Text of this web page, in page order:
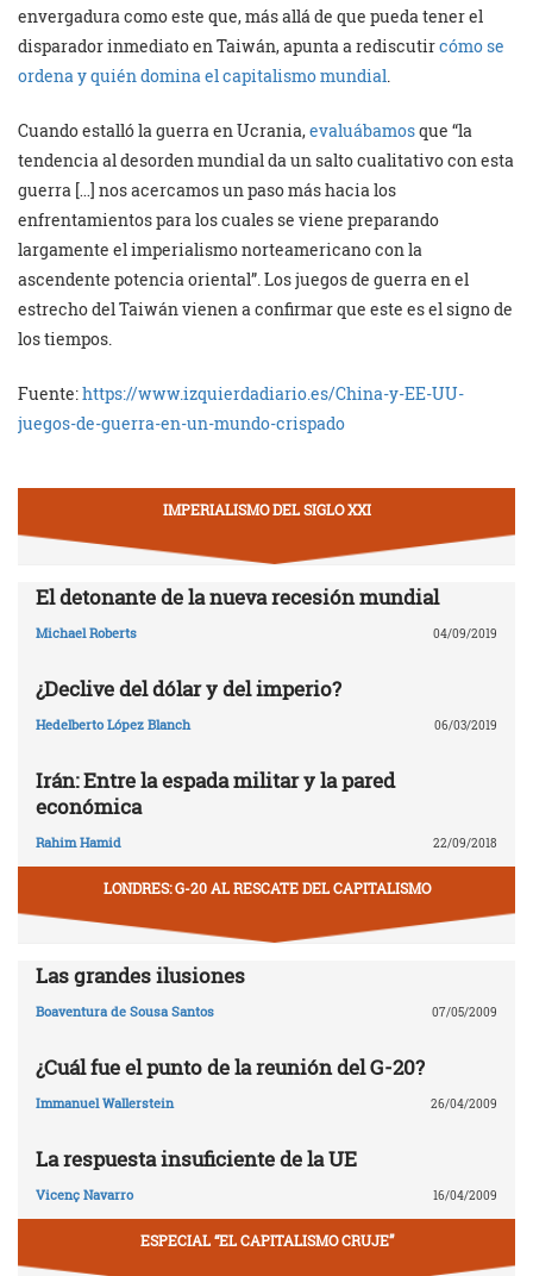
envergadura como este que, más allá de que pueda tener el
disparador inmediato en Taiwán, apunta a rediscutircómo se
ordena y quién domina el capitalismo mundial.
Cuando estalló la guerra en Ucrania,evaluábamosque “la
tendencia al desorden mundial da un salto cualitativo con esta
guerra […] nos acercamos un paso más hacia los
enfrentamientos para los cuales se viene preparando
largamente el imperialismo norteamericano con la
ascendente potencia oriental”. Los juegos de guerra en el
estrecho del Taiwán vienen a confirmar que este es el signo de
los tiempos.
Fuente:https://www.izquierdadiario.es/China-y-EE-UU-
juegos-de-guerra-en-un-mundo-crispado
IMPERIALISMO DEL SIGLO XXI
El detonante de la nueva recesión mundial
Michael Roberts 04/09/2019
¿Declive del dólar y del imperio?
Hedelberto López Blanch 06/03/2019
Irán: Entre la espada militar y la pared
económica
Rahim Hamid 22/09/2018
LONDRES: G-20 AL RESCATE DEL CAPITALISMO
Las grandes ilusiones
Boaventura de Sousa Santos 07/05/2009
¿Cuál fue el punto de la reunión del G-20?
Immanuel Wallerstein 26/04/2009
La respuesta insuficiente de la UE
Vicenç Navarro 16/04/2009
ESPECIAL “EL CAPITALISMO CRUJE”